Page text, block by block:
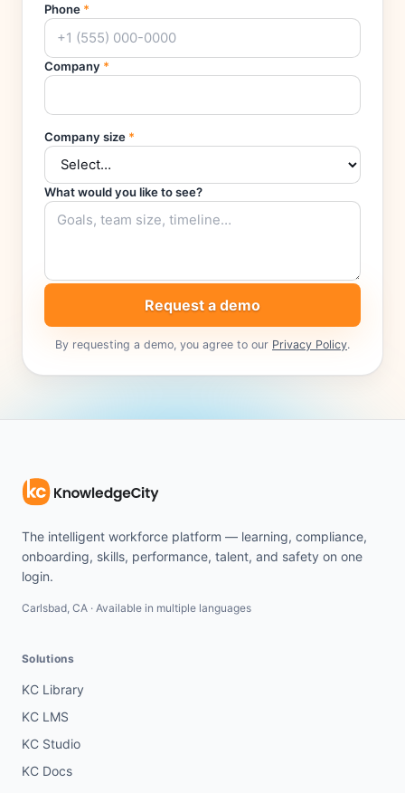
Phone *
Company *
Company size *
What would you like to see?
Request a demo
By requesting a demo, you agree to our Privacy Policy.
The intelligent workforce platform — learning, compliance,
onboarding, skills, performance, talent, and safety on one
login.
Carlsbad, CA · Available in multiple languages
Solutions
KC Library
KC LMS
KC Studio
KC Docs